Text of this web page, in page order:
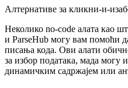
Алтернативе за кликни-и-
Неколико no-code алата као
и ParseHub могу вам помоћи
писања кода. Ови алати
за избор података, мада
динамичким садржајем или